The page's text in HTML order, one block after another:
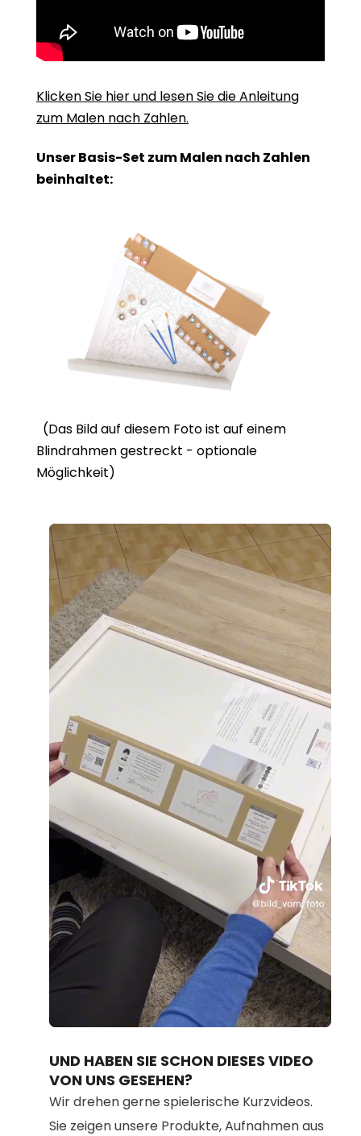
Klicken Sie hier und lesen Sie die Anleitung
zum Malen nach Zahlen.
Unser Basis-Set zum Malen nach Zahlen
beinhaltet:
(Das Bild auf diesem Foto ist auf einem
Blindrahmen gestreckt - optionale
Möglichkeit)
Loaded:
70.19%
UND HABEN SIE SCHON DIESES VIDEO
VON UNS GESEHEN?
Wir drehen gerne spielerische Kurzvideos.
Sie zeigen unsere Produkte, Aufnahmen aus